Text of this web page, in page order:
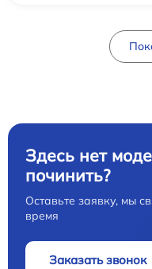
Здесь нет
починить?
Оставьте заявку, мы
время
Заказать звонок